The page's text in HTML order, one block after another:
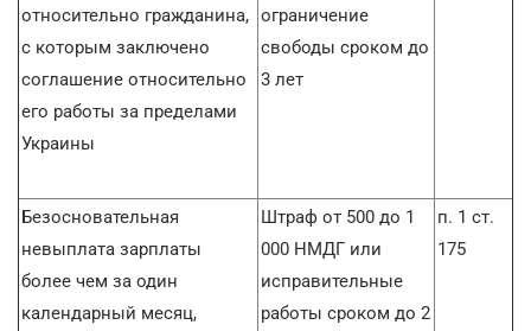
относительно гражданина,
с которым заключено
соглашение относительно
его работы за пределами
Украины
ограничение
свободы сроком до
3 лет
Безосновательная
невыплата зарплаты
более чем за один
календарный месяц,
Штраф от 500 до 1
000 НМДГ или
исправительные
работы сроком до 2
п. 1 ст.
175